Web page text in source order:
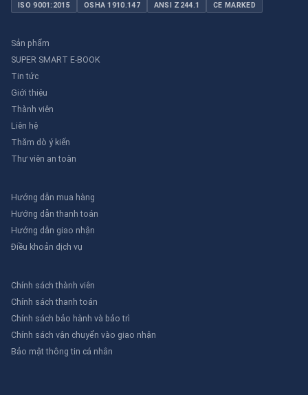
ISO 9001:2015 OSHA 1910.147 ANSI Z244.1 CE MARKED
Sản phẩm
SUPER SMART E-BOOK
Tin tức
Giới thiệu
Thành viên
Liên hệ
Thăm dò ý kiến
Thư viên an toàn
Hướng dẫn mua hàng
Hướng dẫn thanh toán
Hướng dẫn giao nhận
Điều khoản dịch vụ
Chính sách thành viên
Chính sách thanh toán
Chính sách bảo hành và bảo trì
Chính sách vận chuyển vào giao nhận
Bảo mật thông tin cá nhân